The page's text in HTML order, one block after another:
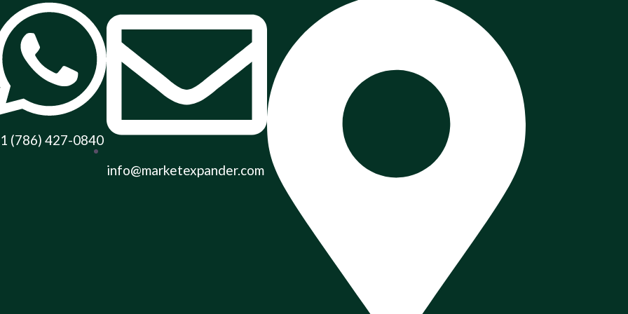
(786) 427-0840
info@marketexpander.com